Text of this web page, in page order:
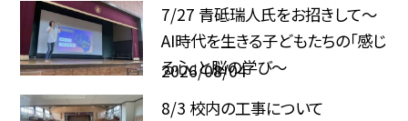
7/27 青砥瑞人氏をお招きして〜
AI時代を生きる子どもたちの「感じ
る心」と脳の学び〜
2026/08/04
8/3 校内の工事について